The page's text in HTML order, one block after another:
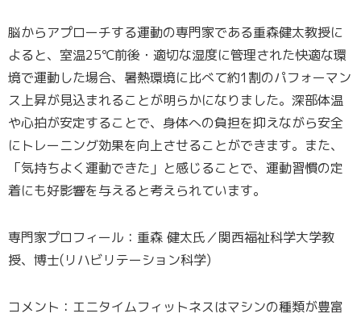
脳からアプローチする運動の専門家である重森健太教授に
よると、室温25℃前後・適切な湿度に管理された快適な環
境で運動した場合、暑熱環境に比べて約1割のパフォーマン
ス上昇が見込まれることが明らかになりました。深部体温
や心拍が安定することで、身体への負担を抑えながら安全
にトレーニング効果を向上させることができます。また、
「気持ちよく運動できた」と感じることで、運動習慣の定
着にも好影響を与えると考えられています。
専門家プロフィール：重森 健太氏／関西福祉科学大学教
授、博士(リハビリテーション科学)
コメント：エニタイムフィットネスはマシンの種類が豊富